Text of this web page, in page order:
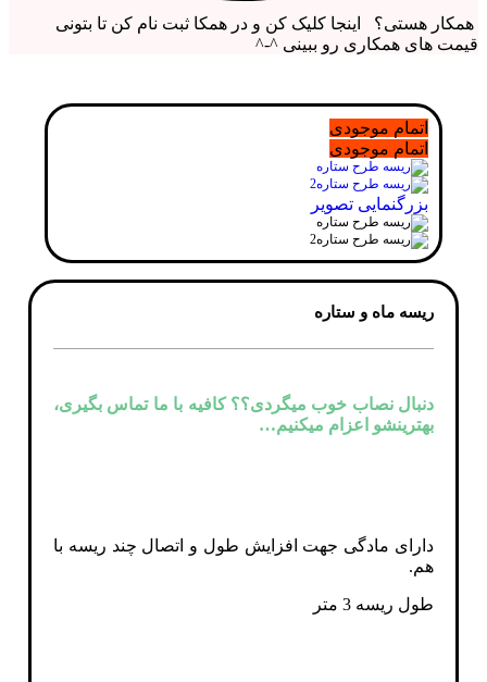
همکار هستی؟ اینجا کلیک کن و در همکا ثبت نام کن تا بتونی
قیمت های همکاری رو ببینی ^-^
اتمام موجودی
اتمام موجودی
بزرگنمایی تصویر
ريسه ماه و ستاره
دنبال نصاب خوب میگردی؟؟ کافیه با ما تماس بگیری،
بهترینشو اعزام میکنیم…
دارای مادگی جهت افزایش طول و اتصال چند ریسه با
هم.
طول ریسه 3 متر